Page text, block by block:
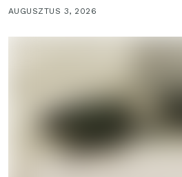
AUGUSZTUS 3, 2026